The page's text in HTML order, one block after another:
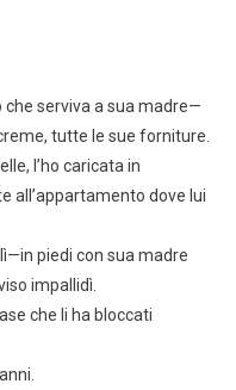
che serviva a sua madre—
tutte le sue forniture.
l’ho caricata in
all’appartamento dove lui
piedi con sua madre
impallidì.
che li ha bloccati